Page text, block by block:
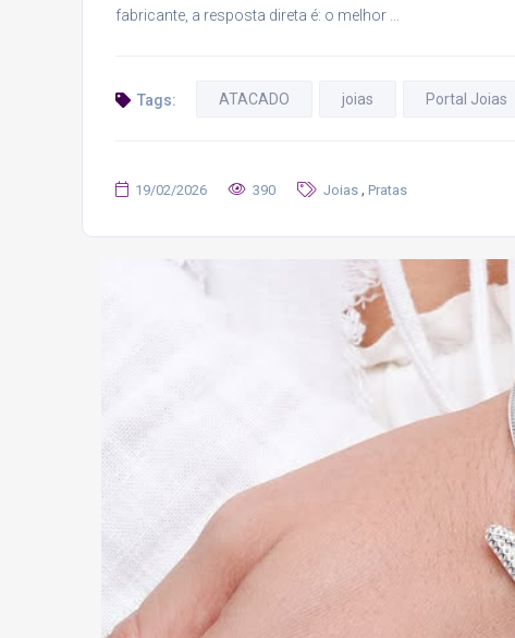
fabricante, a resposta direta é: o melhor …
Tags: ATACADO joias Portal Joias
19/02/2026 390 Joias , Pratas